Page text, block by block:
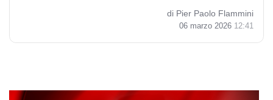
di Pier Paolo Flammini
06 marzo 2026 12:41